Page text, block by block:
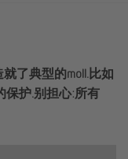
了典型的moll.比如
保护.别担心:所有